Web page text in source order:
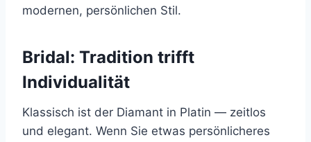
modernen, persönlichen Stil.
Bridal: Tradition trifft
Individualität
Klassisch ist der Diamant in Platin — zeitlos
und elegant. Wenn Sie etwas persönlicheres